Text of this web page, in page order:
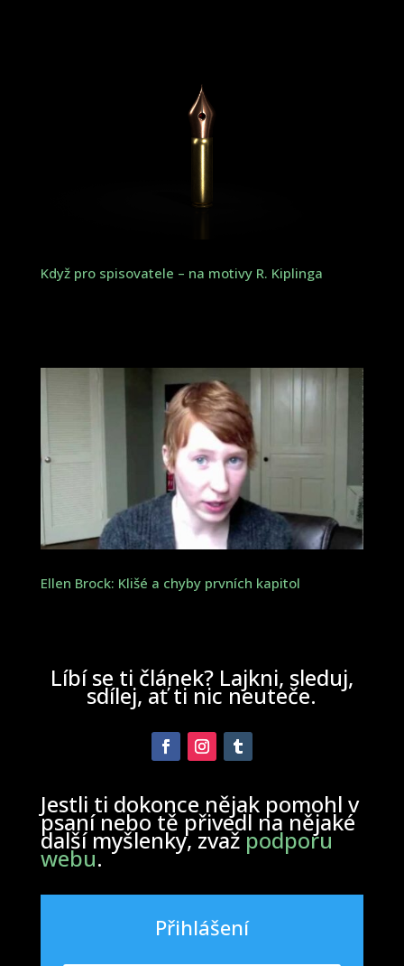
Když pro spisovatele – na motivy R. Kiplinga
Ellen Brock: Klišé a chyby prvních kapitol
Líbí se ti článek? Lajkni, sleduj,
sdílej, ať ti nic neuteče.
Jestli ti dokonce nějak pomohl v
psaní nebo tě přivedl na nějaké
další myšlenky, zvažpodporu
webu.
Přihlášení